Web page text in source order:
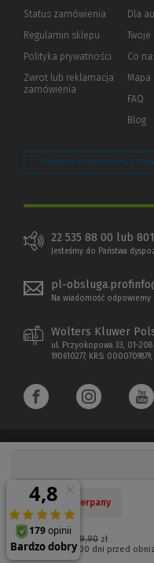
Cena regularna: 49,90zł
Najniższa cena z 30 dni przed
Nakład wyczerpany
Status zamówienia
Regulamin sklepu
Polityka prywatności (Nowe
(Link
innej
Zwrot lub reklamacja
zamówienia
Dla
Twoje
Co
Mapa
FAQ
Blog
Zarządzaj preferencjami
22 535 88 00 lub
Jesteśmy do Państwa
pl-
Na wiadomość
Wolters Kluwer
ul. Przyokopowa 33, 01-208
190610277, KRS:
Copyright 1997 - 2026
Płatności elektroniczne
(Nowe
okno)
(Link
do